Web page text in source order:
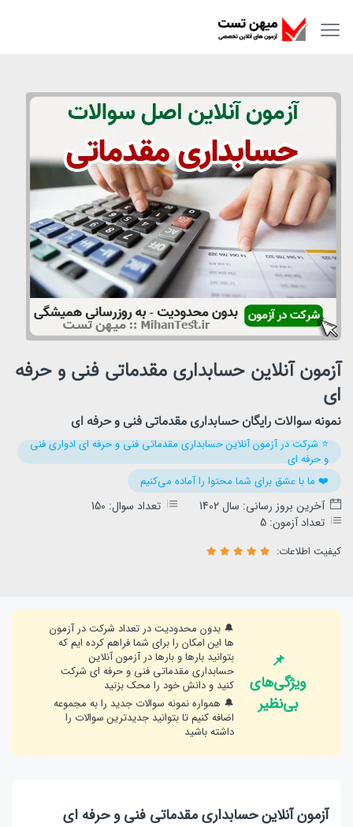
آزمون آنلاین حسابداری مقدماتی فنی و حرفه
ای
نمونه سوالات رایگان حسابداری مقدماتی فنی و حرفه ای
⭐️ شرکت در آزمون آنلاین حسابداری مقدماتی فنی و حرفه ای ادواری فنی
و حرفه ای
❤️ ما با عشق برای شما محتوا را آماده می‌کنیم
آخرین بروز رسانی: سال 1402
تعداد سوال: 150
تعداد آزمون: 5
کیفیت اطلاعات:
📌
ویژگی‌های
بی‌نظیر
🔔 بدون محدودیت در تعداد شرکت در آزمون
ها این امکان را برای شما فراهم کرده ایم که
بتوانید بارها و بارها در آزمون آنلاین
حسابداری مقدماتی فنی و حرفه ای شرکت
کنید و دانش خود را محک بزنید
🔔 همواره نمونه سوالات جدید را به مجموعه
اضافه کنیم تا بتوانید جدیدترین سوالات را
داشته باشید
آزمون آنلاین حسابداری مقدماتی فنی و حرفه ای